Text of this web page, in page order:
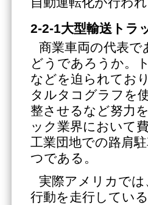
2-2-1大型輸送トラ
商業車両の代表
どうであろうか。
などを迫られてお
タルタコグラフを
整させるなど努力
ック業界において
工業団地での路肩
つである。
実際アメリカで
行動を走行してい